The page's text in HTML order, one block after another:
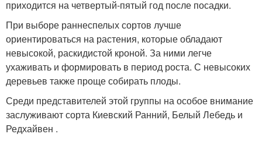
приходится на четвертый-пятый год после посадки.
При выборе раннеспелых сортов лучше
ориентироваться на растения, которые обладают
невысокой, раскидистой кроной. За ними легче
ухаживать и формировать в период роста. С невысоких
деревьев также проще собирать плоды.
Среди представителей этой группы на особое внимание
заслуживают сорта Киевский Ранний, Белый Лебедь и
Редхайвен .